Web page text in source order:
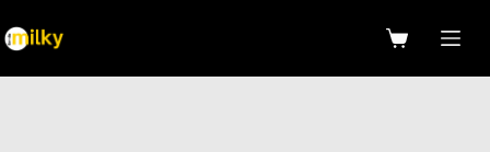
al
contenido
Carro